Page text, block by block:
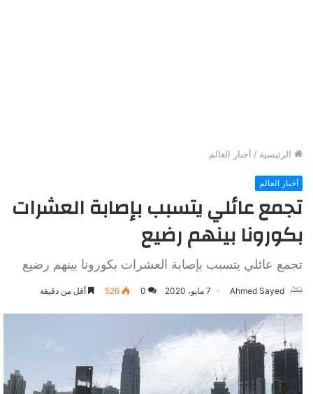
الرئيسية / أخبار العالم
أخبار العالم
تجمع عائلي يتسبب بإصابة العشرات
بكورونا بينهم رضيع
تجمع عائلي يتسبب بإصابة العشرات بكورونا بينهم رضيع
Ahmed Sayed 7 مايو، 2020 0
526 أقل من دقيقة